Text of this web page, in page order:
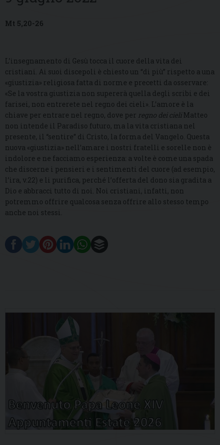
Mt 5,20-26
L’insegnamento di Gesù tocca il cuore della vita dei
cristiani. Ai suoi discepoli è chiesto un “di più” rispetto a una
«giustizia» religiosa fatta di norme e precetti da osservare:
«Se la vostra giustizia non supererà quella degli scribi e dei
farisei, non entrerete nel regno dei cieli». L’amore è la
chiave per entrare nel regno, dove per regno dei cieli Matteo
non intende il Paradiso futuro, ma la vita cristiana nel
presente, il “sentire” di Cristo, la forma del Vangelo. Questa
nuova «giustizia» nell’amare i nostri fratelli e sorelle non è
indolore e ne facciamo esperienza: a volte è come una spada
che discerne i pensieri e i sentimenti del cuore (ad esempio,
l’ira, v.22) e li purifica, perché l’offerta del dono sia gradita a
Dio e abbracci tutto di noi. Noi cristiani, infatti, non
potremmo offrire qualcosa senza offrire allo stesso tempo
anche noi stessi.